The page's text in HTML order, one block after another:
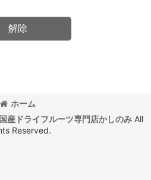
解除
ホーム
国産ドライフルーツ専門店かしのみAll
Reserved.